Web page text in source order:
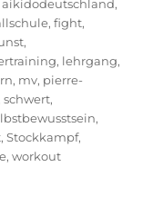
aikidodeutschland,
,fight,
,
, lehrgang,
, mv, pierre-
schwert,
,
,Stockkampf,
,workout